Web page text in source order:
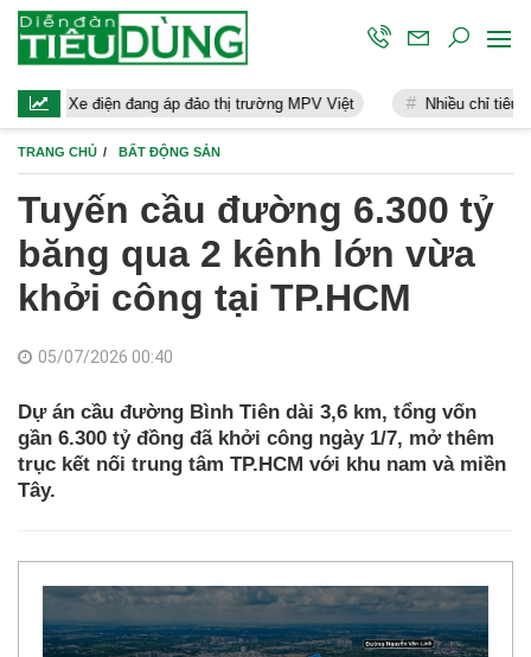
áp đảo thị trường MPV Việt Nhiều chỉ tiêu kinh tế 7 tháng đạt
TRANG CHỦ BẤT ĐỘNG SẢN
Tuyến cầu đường 6.300 tỷ
băng qua 2 kênh lớn vừa
khởi công tại TP.HCM
05/07/2026 00:40
Dự án cầu đường Bình Tiên dài 3,6 km, tổng vốn
gần 6.300 tỷ đồng đã khởi công ngày 1/7, mở thêm
trục kết nối trung tâm TP.HCM với khu nam và miền
Tây.